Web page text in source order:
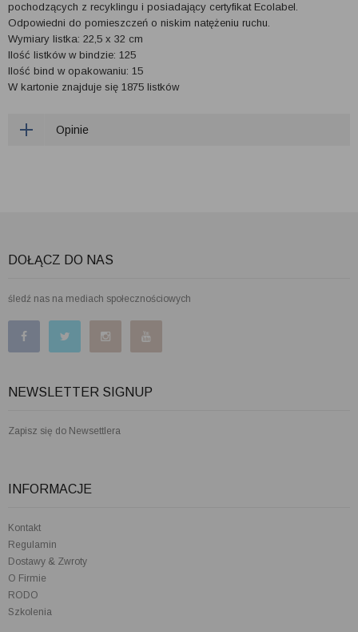
pochodzących z recyklingu i posiadający certyfikat Ecolabel.
Odpowiedni do pomieszczeń o niskim natężeniu ruchu.
Wymiary listka: 22,5 x 32 cm
Ilość listków w bindzie: 125
Ilość bind w opakowaniu: 15
W kartonie znajduje się 1875 listków
Opinie
DOŁĄCZ DO NAS
śledź nas na mediach społecznościowych
NEWSLETTER SIGNUP
Zapisz się do Newsettlera
INFORMACJE
Kontakt
Regulamin
Dostawy & Zwroty
O Firmie
RODO
Szkolenia